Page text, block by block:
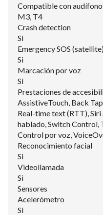
Compatible con
M3, T4
Crash detection
Si
Emergency SOS (satellite)
Si
Marcación por voz
Si
Prestaciones de
AssistiveTouch, Back
Real-time text (RTT),
hablado, Switch Control,
Control por voz,
Reconocimiento facial
Si
Videollamada
Si
Sensores
Acelerómetro
Si